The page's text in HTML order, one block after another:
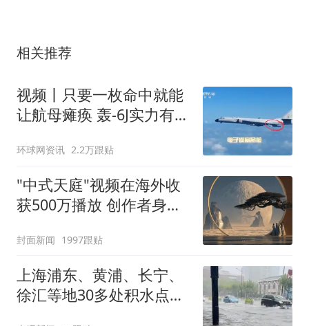
相关推荐
视频丨只要一枚命中就能
让航母瘫痪 轰-6J实力有多
环球网资讯 2.2万跟贴
"中式天庭"视频在海外收
获500万播放 创作者身份
封面新闻 1997跟贴
上海浦东、黄浦、长宁、
徐汇等地30多处积水点正